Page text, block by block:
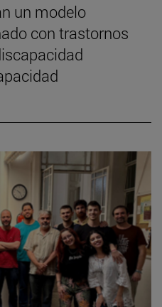
un modelo
con trastornos